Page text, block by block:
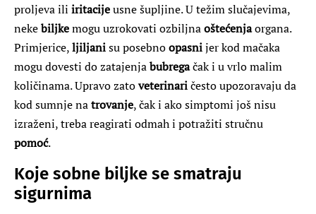
proljeva ili iritacijeusne šupljine. U težim slučajevima,
nekebiljkemogu uzrokovati ozbiljnaoštećenjaorgana.
Primjerice,ljiljanisu posebnoopasnijer kod mačaka
mogu dovesti do zatajenjabubregačak i u vrlo malim
količinama. Upravo zatoveterinaričesto upozoravaju da
kod sumnje natrovanje, čak i ako simptomi još nisu
izraženi, treba reagirati odmah i potražiti stručnu
pomoć.
Koje sobne biljke se smatraju
sigurnima